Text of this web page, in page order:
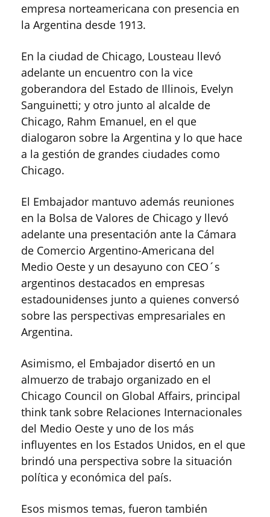
empresa norteamericana con presencia en
la Argentina desde 1913.
En la ciudad de Chicago, Lousteau llevó
adelante un encuentro con la vice
goberandora del Estado de Illinois, Evelyn
Sanguinetti; y otro junto al alcalde de
Chicago, Rahm Emanuel, en el que
dialogaron sobre la Argentina y lo que hace
a la gestión de grandes ciudades como
Chicago.
El Embajador mantuvo además reuniones
en la Bolsa de Valores de Chicago y llevó
adelante una presentación ante la Cámara
de Comercio Argentino-Americana del
Medio Oeste y un desayuno con CEO´s
argentinos destacados en empresas
estadounidenses junto a quienes conversó
sobre las perspectivas empresariales en
Argentina.
Asimismo, el Embajador disertó en un
almuerzo de trabajo organizado en el
Chicago Council on Global Affairs, principal
think tank sobre Relaciones Internacionales
del Medio Oeste y uno de los más
influyentes en los Estados Unidos, en el que
brindó una perspectiva sobre la situación
política y económica del país.
Esos mismos temas, fueron también